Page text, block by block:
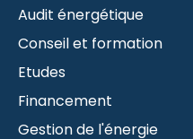
Audit énergétique
Conseil et formation
Etudes
Financement
Gestion de l'énergie